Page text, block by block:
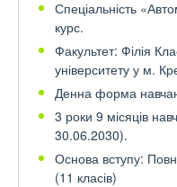
Спеціальність
курс.
Факультет: Філія
університету у м.
Денна форма
3 роки 9 місяців
30.06.2030).
Основа вступу:
(11 класів)